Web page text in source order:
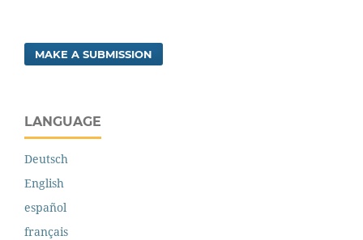
MAKE A SUBMISSION
LANGUAGE
Deutsch
English
español
français